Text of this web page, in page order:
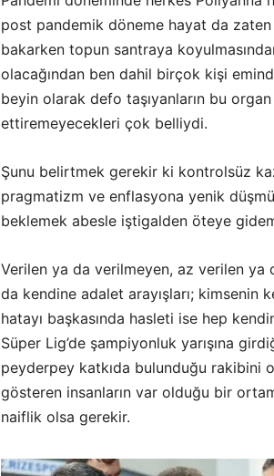
post pandemik döneme hayat da
bakarken topun santraya
olacağından ben dahil birçok kişi
beyin olarak defo taşıyanların bu
ettiremeyecekleri çok belliydi.
Şunu belirtmek gerekir ki kontrolsüz
pragmatizm ve enflasyona yenik
beklemek abesle iştigalden öteye
Verilen ya da verilmeyen, az verilen
da kendine adalet arayışları; kimsenin
hatayı başkasında hasleti ise hep
Süper Lig’de şampiyonluk yarışına
peyderpey katkıda bulunduğu rakibini
gösteren insanların var olduğu bir
naiflik olsa gerekir.